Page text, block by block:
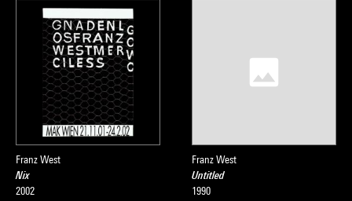
Franz West
Nix
2002
Franz West
Untitled
1990